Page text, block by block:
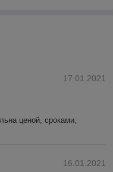
17.01.2021
ценой, сроками,
16.01.2021